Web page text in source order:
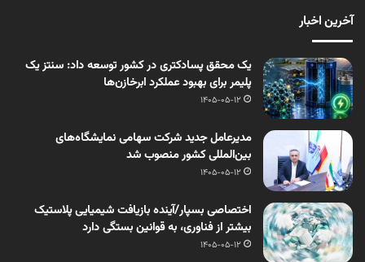
آخرین اخبار
یک محقق پسادکتری در کشور توسعه داد: سنتز یک
پلیمر برای بهبود عملکرد ابرخازن‌ها
1405-05-12
مدیرعامل جدید شرکت سهامی نمایشگاه‌های
بین‌المللی کشور منصوب شد
1405-05-12
اختصاصی بسپار/آینده بازیافت شیمیایی پلاستیک
بیشتر از فناوری، به قوانین بستگی دارد
1405-05-12